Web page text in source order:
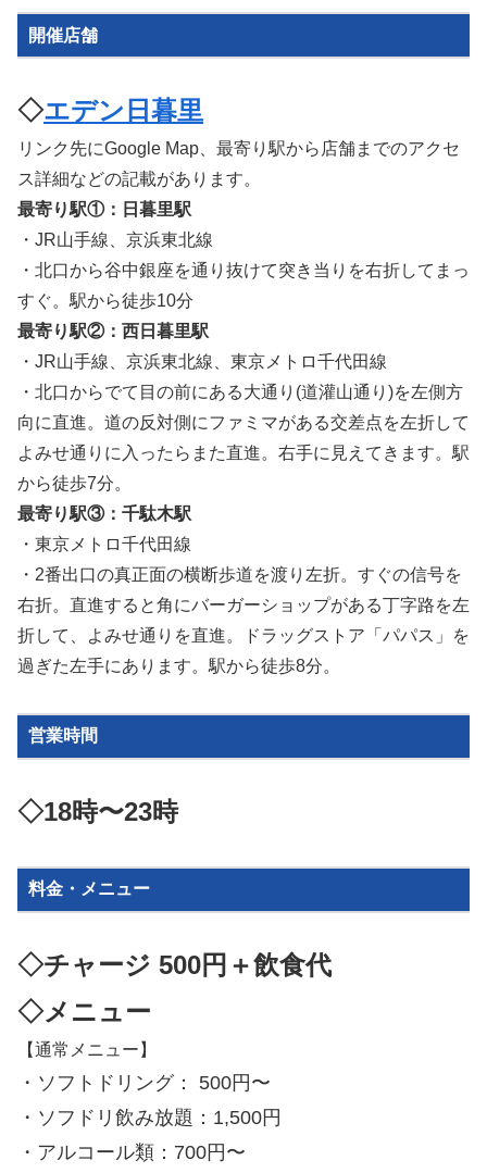
開催店舗
◇エデン日暮里
リンク先にGoogle Map、最寄り駅から店舗までのアクセ
ス詳細などの記載があります。
最寄り駅①：日暮里駅
・JR山手線、京浜東北線
・北口から谷中銀座を通り抜けて突き当りを右折してまっ
すぐ。駅から徒歩10分
最寄り駅②：西日暮里駅
・JR山手線、京浜東北線、東京メトロ千代田線
・北口からでて目の前にある大通り(道灌山通り)を左側方
向に直進。道の反対側にファミマがある交差点を左折して
よみせ通りに入ったらまた直進。右手に見えてきます。駅
から徒歩7分。
最寄り駅③：千駄木駅
・東京メトロ千代田線
・2番出口の真正面の横断歩道を渡り左折。すぐの信号を
右折。直進すると角にバーガーショップがある丁字路を左
折して、よみせ通りを直進。ドラッグストア「パパス」を
過ぎた左手にあります。駅から徒歩8分。
営業時間
◇18時〜23時
料金・メニュー
◇チャージ 500円＋飲食代
◇メニュー
【通常メニュー】
・ソフトドリング： 500円〜
・ソフドリ飲み放題：1,500円
・アルコール類：700円〜